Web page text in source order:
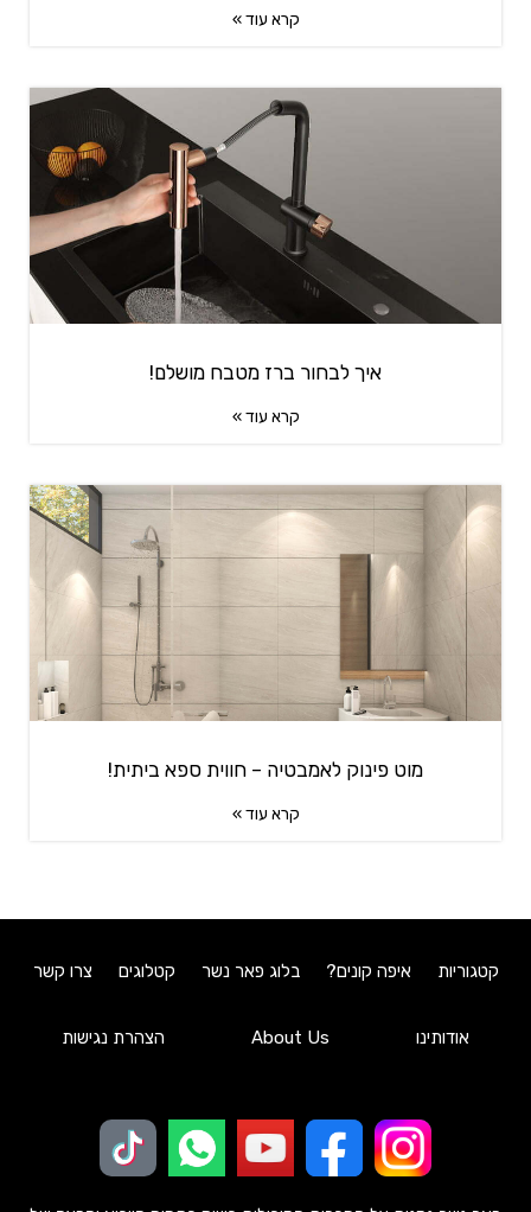
קרא עוד »
איך לבחור ברז מטבח מושלם!
קרא עוד »
מוט פינוק לאמבטיה – חווית ספא ביתית!
קרא עוד »
קטגוריות איפה קונים? בלוג פאר נשר קטלוגים צרו קשר
אודותינו About Us הצהרת נגישות